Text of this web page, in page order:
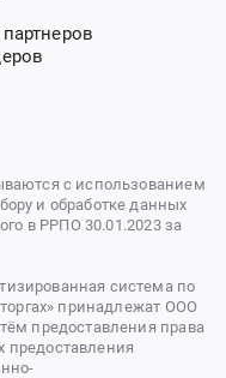
с использованием
и обработке данных
в РРПО 30.01.2023 за
система по
принадлежат ООО
предоставления права
предоставления